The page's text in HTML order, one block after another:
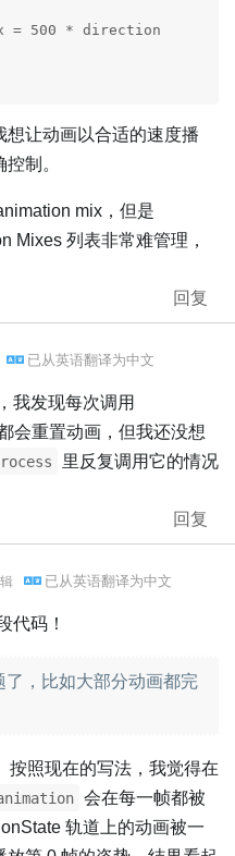
想让动画以合适的速度播
制。
mix，但是
Mixes 列表非常难管理，
回复
已从英语翻译为中文
我发现每次调用
会重置动画，但我还没想
里反复调用它的情况
回复
已从英语翻译为中文
代码！
，比如大部分动画都完
按照现在的写法，我觉得在
会在每一帧都被
轨道上的动画被一